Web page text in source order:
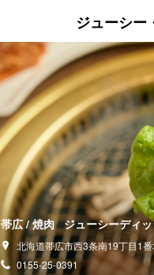
ジューシ
帯広 / 焼肉 ジューシーディ
北海道帯広市西3条南19丁目1
0155-25-0391